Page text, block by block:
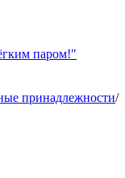
паром!"
принадлежности/